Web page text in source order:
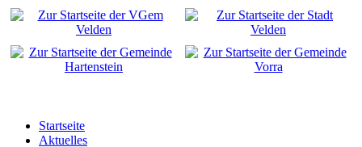
Startseite
Aktuelles